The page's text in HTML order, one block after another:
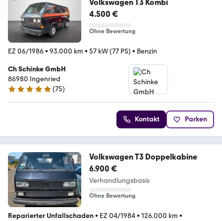
Volkswagen T3 Kombi
4.500 €
Ohne Bewertung
EZ 06/1986• 93.000 km • 57 kW (77 PS) • Benzin
Ch Schinke GmbH
86980 Ingenried
4.9 Sterne
(75)
Kontakt Parken
Volkswagen T3 Doppelkabine
6.900 €
Verhandlungsbasis
Ohne Bewertung
Reparierter Unfallschaden• EZ 04/1984• 126.000 km •